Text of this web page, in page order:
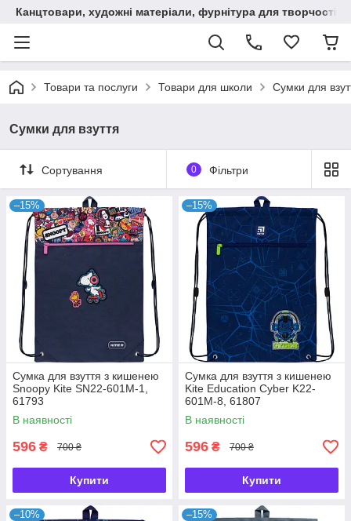
Канцтовари, художні матеріали, фурнітура для творчості
Товари та послуги Товари для школи Сумки для
Сумки для взуття
Сортування 0 Фільтри
–15%
Сумка для взуття з кишенею
Snoopy Kite SN22-601M-1,
61793
В наявності
596 ₴ 700 ₴
Купити
–15%
Сумка для взуття з кишенею
Kite Education Cyber K22-
601M-8, 61807
В наявності
596 ₴ 700 ₴
Купити
–10% –15%